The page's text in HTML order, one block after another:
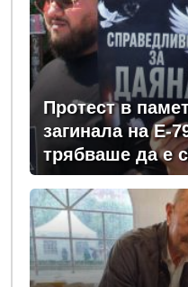
Протест в
загинала на Е-
трябваше да е